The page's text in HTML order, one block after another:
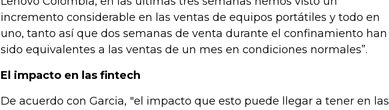
incremento considerable en las ventas de equipos portátiles y todo en
uno, tanto así que dos semanas de venta durante el confinamiento han
sido equivalentes a las ventas de un mes en condiciones normales”.
El impacto en las fintech
De acuerdo con Garcia, "el impacto que esto puede llegar a tener en las